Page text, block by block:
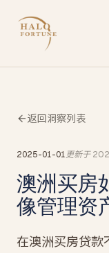
返回洞察列表
2025-01-01更新于
澳洲买房
像管理资
在澳洲买房贷款